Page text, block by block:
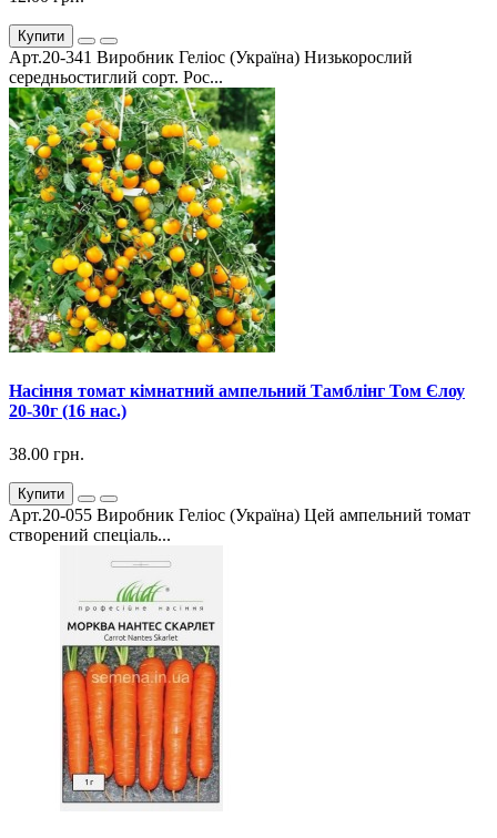
Купити
Арт.20-341 Виробник Геліос (Україна) Низькорослий
середньостиглий сорт. Рос...
Насіння томат кімнатний ампельний Тамблінг Том Єлоу
20-30г (16 нас.)
38.00 грн.
Купити
Арт.20-055 Виробник Геліос (Україна) Цей ампельний томат
створений спеціаль...